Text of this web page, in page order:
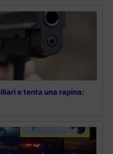
e tenta una rapina: